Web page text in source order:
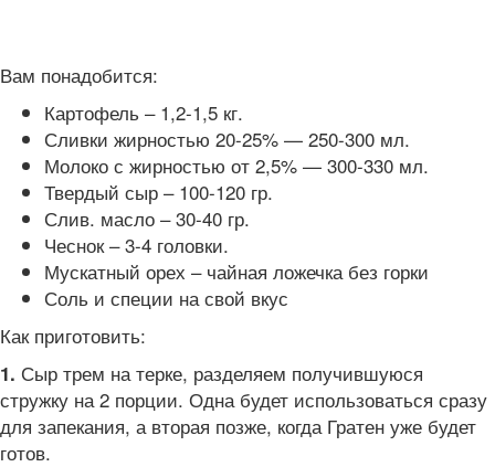
Вам понадобится:
Картофель – 1,2-1,5 кг.
Сливки жирностью 20-25% — 250-300 мл.
Молоко с жирностью от 2,5% — 300-330 мл.
Твердый сыр – 100-120 гр.
Слив. масло – 30-40 гр.
Чеснок – 3-4 головки.
Мускатный орех – чайная ложечка без горки
Соль и специи на свой вкус
Как приготовить:
1. Сыр трем на терке, разделяем получившуюся
стружку на 2 порции. Одна будет использоваться сразу
для запекания, а вторая позже, когда Гратен уже будет
готов.